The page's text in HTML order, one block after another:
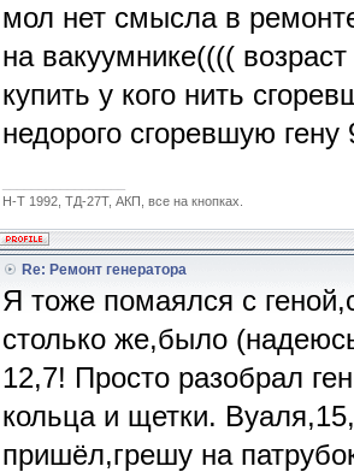
мол нет смысла в
на вакуумнике((((
купить у кого нить
недорого сгоревшую
Н-Т 1992, ТД-27Т, АКП, все на кнопках.
Re: Ремонт генератора
Я тоже помаялся с
столько же,было
12,7! Просто разобрал
кольца и щетки.
пришёл,грешу на